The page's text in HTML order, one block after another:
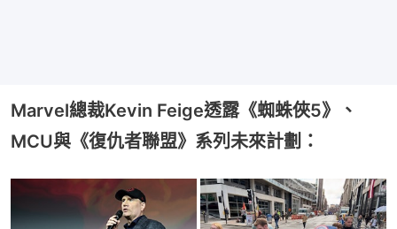
Marvel總裁Kevin Feige透露《蜘蛛俠5》、
MCU與《復仇者聯盟》系列未來計劃：